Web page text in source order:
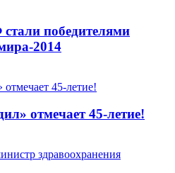
победителями
2014
отмечает 45-летие!